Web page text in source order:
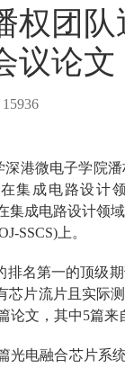
权团
议论文
深港微电子学院
成电路设计领
集成电路设计领
SSCS)上。
排名第一的顶级
片流片且实际测
论文，其中5篇来
光电融合芯片系